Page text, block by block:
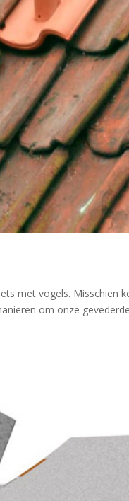
met vogels. Misschien
om onze